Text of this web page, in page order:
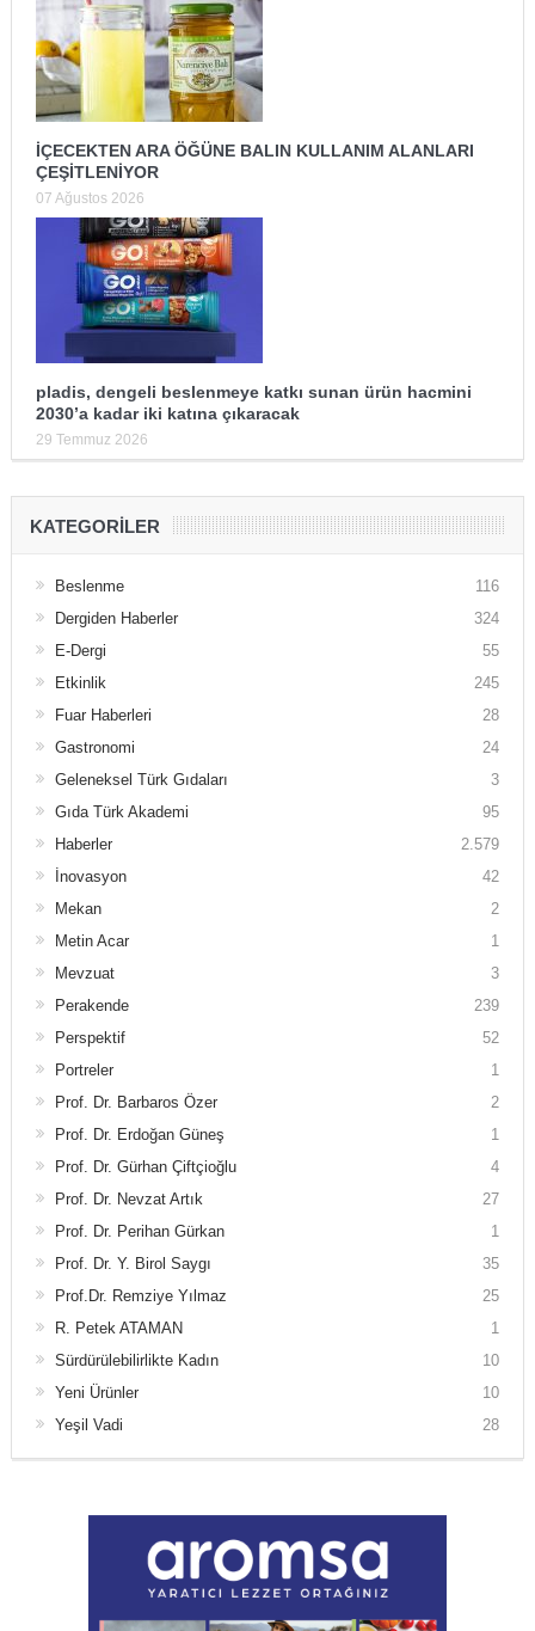
İÇECEKTEN ARA ÖĞÜNE BALIN KULLANIM ALANLARI
ÇEŞİTLENİYOR
07 Ağustos 2026
pladis, dengeli beslenmeye katkı sunan ürün hacmini
2030’a kadar iki katına çıkaracak
29 Temmuz 2026
KATEGORILER
Beslenme
116
Dergiden Haberler
324
E-Dergi
55
Etkinlik
245
Fuar Haberleri
28
Gastronomi
24
Geleneksel Türk Gıdaları
3
Gıda Türk Akademi
95
Haberler
2.579
İnovasyon
42
Mekan
2
Metin Acar
1
Mevzuat
3
Perakende
239
Perspektif
52
Portreler
1
Prof. Dr. Barbaros Özer
2
Prof. Dr. Erdoğan Güneş
1
Prof. Dr. Gürhan Çiftçioğlu
4
Prof. Dr. Nevzat Artık
27
Prof. Dr. Perihan Gürkan
1
Prof. Dr. Y. Birol Saygı
35
Prof.Dr. Remziye Yılmaz
25
R. Petek ATAMAN
1
Sürdürülebilirlikte Kadın
10
Yeni Ürünler
10
Yeşil Vadi
28